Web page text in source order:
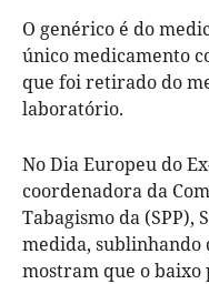
O genérico é do
único medicamento
que foi retirado do
laboratório.
No Dia Europeu do
coordenadora da
Tabagismo da (SPP),
medida, sublinhando
mostram que o